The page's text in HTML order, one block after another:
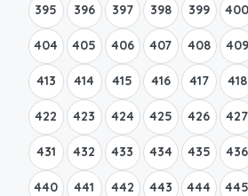
395 396 397 398 399 400
404 405 406 407 408 409
413 414 415 416 417 418
422 423 424 425 426 427
431 432 433 434 435 436
440 441 442 443 444 445